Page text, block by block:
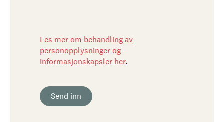
Les mer om behandling av
personopplysninger og
informasjonskapsler her.
Send inn